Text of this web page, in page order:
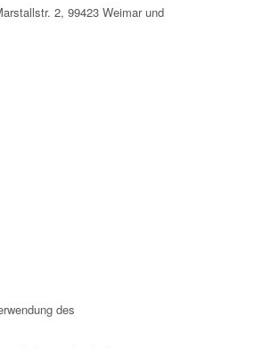
2, 99423 Weimar und
des